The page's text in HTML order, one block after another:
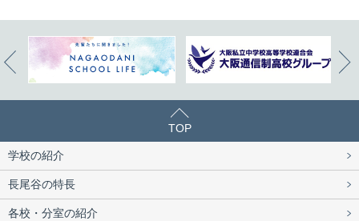
TOP
学校の紹介
長尾谷の特長
各校・分室の紹介